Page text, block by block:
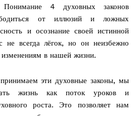
Понимание 4 духовных законов
от иллюзий и ложных
и осознание своей истинной
не всегда лёгок, но он неизбежно
в нашей жизни.
эти духовные законы, мы
жизнь как поток уроков и
роста. Это позволяет нам